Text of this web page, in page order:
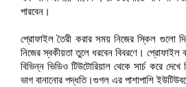
পারবেন।
প্রোফাইল তৈরী করার সময় নিজের স্কিল গুলো
নিজের স্বকীয়তা তুলে ধরবেন বিবরণে। প্রোফাইল
বিভিন্ন ভিডিও টিউটোরিয়াল থেকে সার্চ করে
ভাগ বানানোর পদ্ধতি।গুগল এর পাশাপাশি